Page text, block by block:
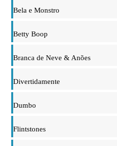
Bela e Monstro
Betty Boop
Branca de Neve & Anões
Divertidamente
Dumbo
Flintstones